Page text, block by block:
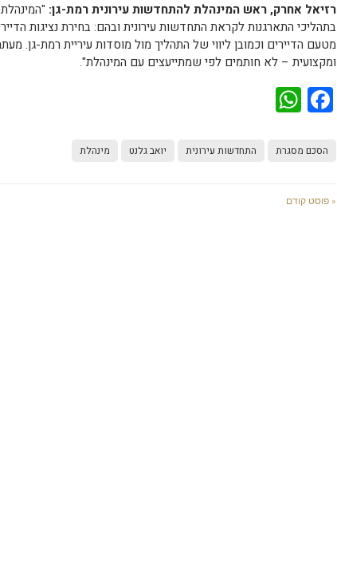
רזיאל אחרק, ראש המינהלת להתחדשות עירונית רמת-גן:
בתהליכי התארגנות לקראת התחדשות עירונית ובהם: בחירת נציגות
מטעם הדיירים וכמובן ליווי של התהליך מול מוסדות עיריית רמת-גן.
ומקצועית – לא חותמים לפי שמתייעצים עם המינהלת".
Facebook
הסכם מסגרת התחדשות עירונית יואב גלנט מינהלת
« פוסט קודם